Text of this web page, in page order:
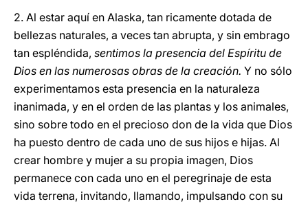
2. Al estar aquí en Alaska, tan ricamente dotada de
bellezas naturales, a veces tan abrupta, y sin embrago
tan espléndida, sentimos la presencia del Espíritu de
Dios en las numerosas obras de la creación. Y no sólo
experimentamos esta presencia en la naturaleza
inanimada, y en el orden de las plantas y los animales,
sino sobre todo en el precioso don de la vida que Dios
ha puesto dentro de cada uno de sus hijos e hijas. Al
crear hombre y mujer a su propia imagen, Dios
permanece con cada uno en el peregrinaje de esta
vida terrena, invitando, llamando, impulsando con su